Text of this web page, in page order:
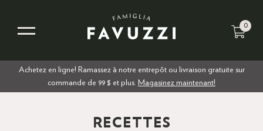
0
Achetez en ligne! Ramassez à notre entrepôt ou livraison gratuite sur
commande de 99 $ et plus. Magasinez maintenant!
RECETTES